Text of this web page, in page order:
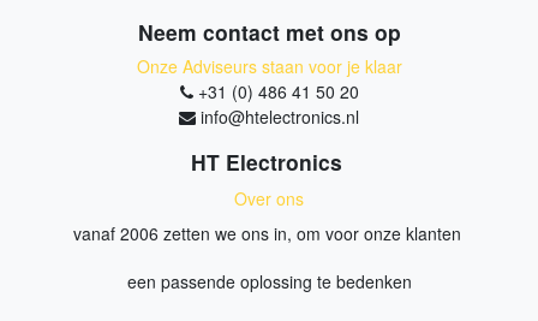
Neem contact met ons op
Onze Adviseurs staan voor je klaar
+31 (0) 486 41 50 20
info@htelectronics.nl
HT Electronics
Over ons
vanaf 2006 zetten we ons in, om voor onze klanten
een passende oplossing te bedenken